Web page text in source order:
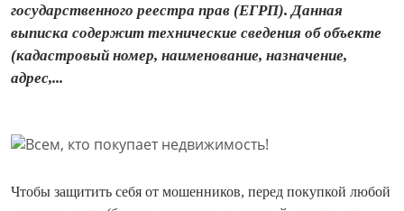
государственного реестра прав (ЕГРП). Данная
выписка содержит технические сведения об объекте
(кадастровый номер, наименование, назначение,
адрес,...
Чтобы защитить себя от мошенников, перед покупкой любой